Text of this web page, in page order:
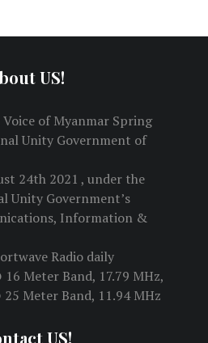
US!
Voice of Myanmar Spring
Unity Government of
24th 2021 , under the
Unity Government’s
Information &
Radio daily
Meter Band, 17.79 MHz,
25 Meter Band, 11.94 MHz
US!